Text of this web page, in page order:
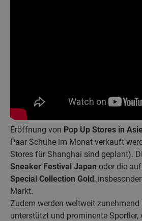
Eröffnung von Pop Up Stores in
Paar Schuhe im Monat verkauft
Stores für Shanghai sind geplant).
Sneaker Festival Japan oder die
Special Collection Gold,
Markt.
Zudem werden weltweit zunehmend
unterstützt und prominente Sportler,